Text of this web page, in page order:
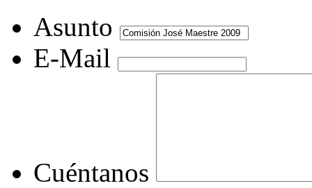
Asunto
E-Mail
Cuéntanos